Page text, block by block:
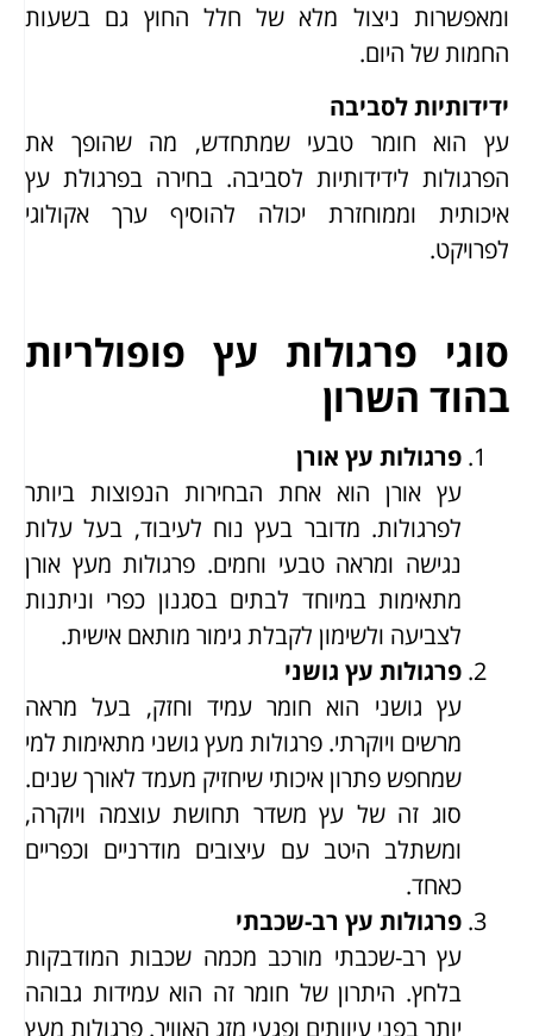
ומאפשרות ניצול מלא של חלל החוץ גם בשעות
החמות של היום.
ידידותיות לסביבה
עץ הוא חומר טבעי שמתחדש, מה שהופך את
הפרגולות לידידותיות לסביבה. בחירה בפרגולת עץ
איכותית וממוחזרת יכולה להוסיף ערך אקולוגי
לפרויקט.
סוגי פרגולות עץ פופולריות
בהוד השרון
פרגולות עץ אורן
עץ אורן הוא אחת הבחירות הנפוצות ביותר
לפרגולות. מדובר בעץ נוח לעיבוד, בעל עלות
נגישה ומראה טבעי וחמים. פרגולות מעץ אורן
מתאימות במיוחד לבתים בסגנון כפרי וניתנות
לצביעה ולשימון לקבלת גימור מותאם אישית.
פרגולות עץ גושני
עץ גושני הוא חומר עמיד וחזק, בעל מראה
מרשים ויוקרתי. פרגולות מעץ גושני מתאימות למי
שמחפש פתרון איכותי שיחזיק מעמד לאורך שנים.
סוג זה של עץ משדר תחושת עוצמה ויוקרה,
ומשתלב היטב עם עיצובים מודרניים וכפריים
כאחד.
פרגולות עץ רב-שכבתי
עץ רב-שכבתי מורכב מכמה שכבות המודבקות
בלחץ. היתרון של חומר זה הוא עמידות גבוהה
יותר בפני עיוותים ופגעי מזג האוויר. פרגולות מעץ